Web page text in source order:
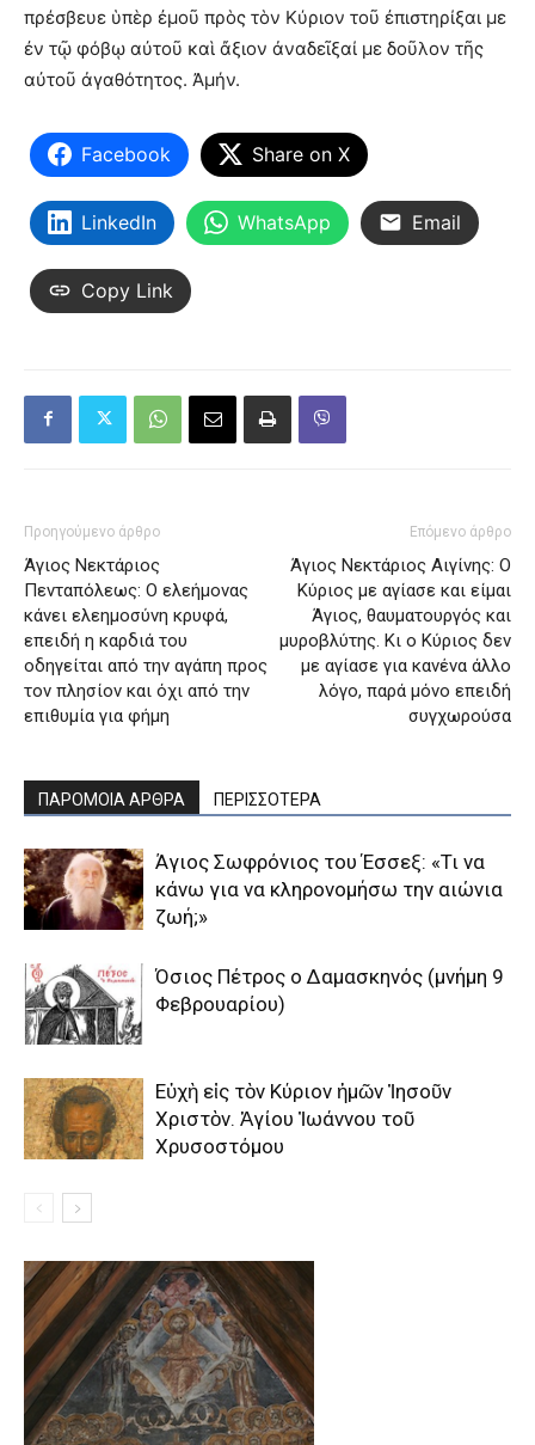
πρέσβευε ὑπὲρ ἐμοῦ πρὸς τὸν Κύριον τοῦ ἐπιστηρίξαι με
ἐν τῷ φόβῳ αὐτοῦ καὶ ἄξιον ἀναδεῖξαί με δοῦλον τῆς
αὐτοῦ ἀγαθότητος. Ἀμήν.
Facebook Share on X
LinkedIn WhatsApp Email
Copy Link
Προηγούμενο άρθρο
Άγιος Νεκτάριος
Πενταπόλεως: Ο ελεήμονας
κάνει ελεημοσύνη κρυφά,
επειδή η καρδιά του
οδηγείται από την αγάπη προς
τον πλησίον και όχι από την
επιθυμία για φήμη
Επόμενο άρθρο
Άγιος Νεκτάριος Αιγίνης: Ο
Κύριος με αγίασε και είμαι
Άγιος, θαυματουργός και
μυροβλύτης. Κι ο Κύριος δεν
με αγίασε για κανένα άλλο
λόγο, παρά μόνο επειδή
συγχωρούσα
ΠΑΡΟΜΟΙΑ ΑΡΘΡΑ ΠΕΡΙΣΣΟΤΕΡΑ
Άγιος Σωφρόνιος του Έσσεξ: «Τι να
κάνω για να κληρονομήσω την αιώνια
ζωή;»
Όσιος Πέτρος ο Δαμασκηνός (μνήμη 9
Φεβρουαρίου)
Εὐχὴ εἰς τὸν Κύριον ἡμῶν Ἰησοῦν
Χριστὸν. Ἁγίου Ἰωάννου τοῦ
Χρυσοστόμου